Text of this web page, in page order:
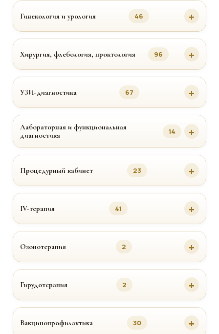
Гинекология и урология 46
Хирургия, флебология, проктология 96
УЗИ-диагностика 67
Лабораторная и функциональная
диагностика
14
Процедурный кабинет 23
IV-терапия 41
Озонотерапия 2
Гирудотерапия 2
Вакцинопрофилактика 30